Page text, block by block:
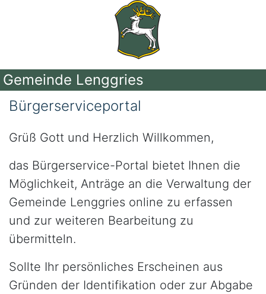
Gemeinde Lenggries
Bürgerserviceportal
Grüß Gott und Herzlich Willkommen,
das Bürgerservice-Portal bietet Ihnen die
Möglichkeit, Anträge an die Verwaltung der
Gemeinde Lenggries online zu erfassen
und zur weiteren Bearbeitung zu
übermitteln.
Sollte Ihr persönliches Erscheinen aus
Gründen der Identifikation oder zur Abgabe